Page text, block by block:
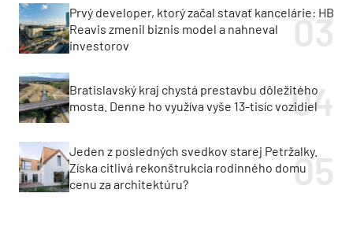
Prvý developer, ktorý začal stavať kancelárie: HB
Reavis zmenil biznis model a nahneval
investorov
Bratislavský kraj chystá prestavbu dôležitého
mosta. Denne ho využíva vyše 13-tisíc vozidiel
Jeden z posledných svedkov starej Petržalky.
Získa citlivá rekonštrukcia rodinného domu
cenu za architektúru?